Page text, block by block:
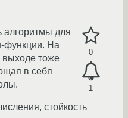
0
1
алгоритмы для
функции. На
выходе тоже
в себя
стойкость